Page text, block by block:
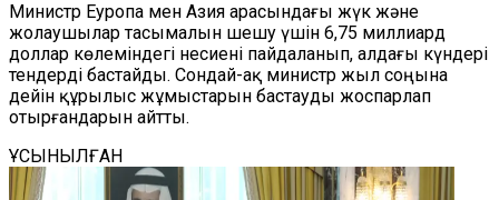
Министр Еуропа мен Азия арасындағы жүк және
жолаушылар тасымалын шешу үшін 6,75 миллиард
доллар көлеміндегі несиені пайдаланып, алдағы күндері
тендерді бастайды. Сондай-ақ министр жыл соңына
дейін құрылыс жұмыстарын бастауды жоспарлап
отырғандарын айтты.
ҰСЫНЫЛҒАН